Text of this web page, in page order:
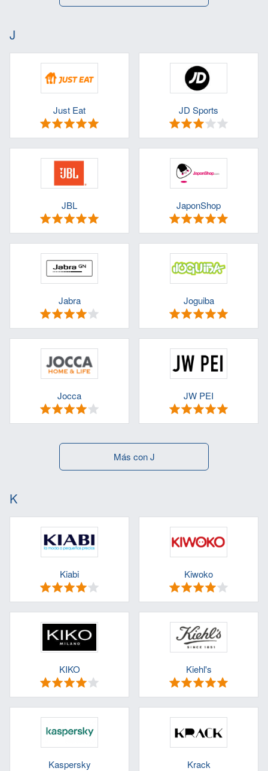
J
Just Eat JD Sports
JBL JaponShop
Jabra Joguiba
Jocca JW PEI
Más con J
K
Kiabi Kiwoko
KIKO Kiehl's
Kaspersky Krack